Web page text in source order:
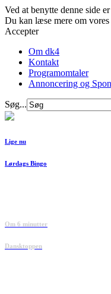
Ved at benytte denne side
Du kan læse mere om
Accepter
Om dk4
Kontakt
Programomtaler
Annoncering og
Søg...
Lige nu
Lørdags Bingo
Om 6 minutter
Dansktoppen